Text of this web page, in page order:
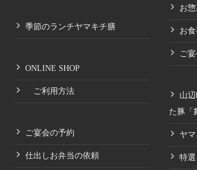
季節のランチヤマキチ膳
ONLINE SHOP
ご利用方法
ご宴会の予約
仕出しお弁当の依頼
お
お
ご宴
山
た豚「
ヤ
特